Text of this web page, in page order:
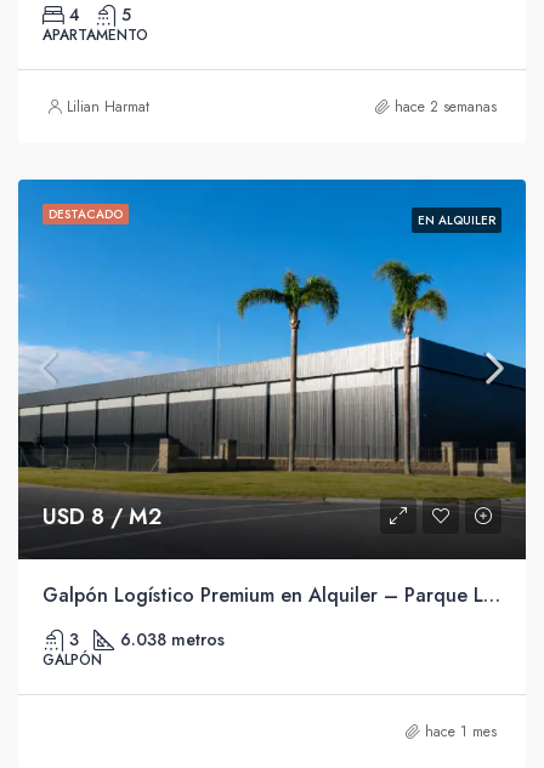
4 5
APARTAMENTO
Lilian Harmat hace 2 semanas
DESTACADO EN ALQUILER
USD 8 / M2
Galpón Logístico Premium en Alquiler – Parque Logístico Zona Este.
3 6.038 metros
GALPÓN
hace 1 mes